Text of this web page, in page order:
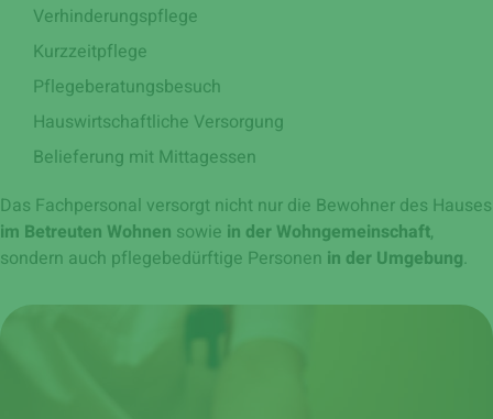
Verhinderungspflege
Kurzzeitpflege
Pflegeberatungsbesuch
Hauswirtschaftliche Versorgung
Belieferung mit Mittagessen
Das Fachpersonal versorgt nicht nur die Bewohner des Hauses
im Betreuten Wohnen sowie in der Wohngemeinschaft,
sondern auch pflegebedürftige Personen in der Umgebung.